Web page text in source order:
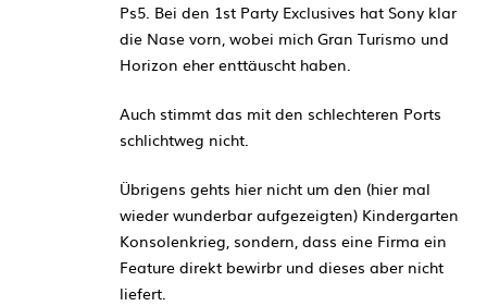
Ps5. Bei den 1st Party Exclusives hat Sony klar
die Nase vorn, wobei mich Gran Turismo und
Horizon eher enttäuscht haben.
Auch stimmt das mit den schlechteren Ports
schlichtweg nicht.
Übrigens gehts hier nicht um den (hier mal
wieder wunderbar aufgezeigten) Kindergarten
Konsolenkrieg, sondern, dass eine Firma ein
Feature direkt bewirbr und dieses aber nicht
liefert.